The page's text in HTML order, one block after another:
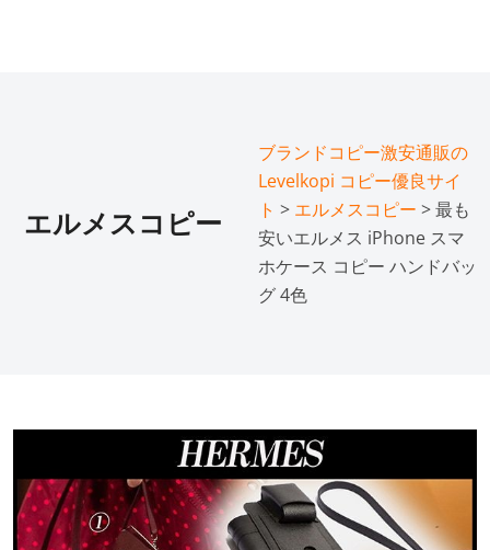
エルメスコピー
ブランドコピー激安通販の
Levelkopi コピー優良サイ
ト > エルメスコピー > 最も
安いエルメス iPhone スマ
ホケース コピー ハンドバッ
グ 4色